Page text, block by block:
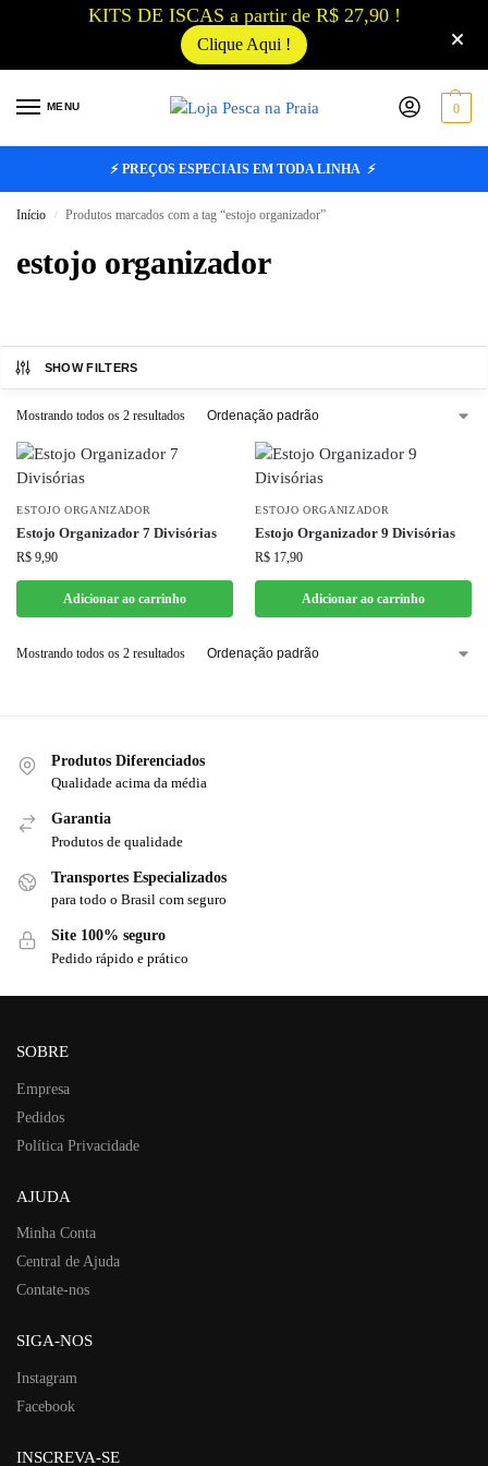
KITS DE ISCAS a partir de R$ 27,90 !
Clique Aqui !
MENU 0
⚡ PREÇOS ESPECIAIS EM TODA LINHA ⚡
Início / Produtos marcados com a tag “estojo organizador”
estojo organizador
SHOW FILTERS
Mostrando todos os 2 resultados
ESTOJO ORGANIZADOR
Estojo Organizador 7 Divisórias
R$ 9,90
Adicionar ao carrinho
ESTOJO ORGANIZADOR
Estojo Organizador 9 Divisórias
R$ 17,90
Adicionar ao carrinho
Mostrando todos os 2 resultados
Produtos Diferenciados
Qualidade acima da média
Garantia
Produtos de qualidade
Transportes Especializados
para todo o Brasil com seguro
Site 100% seguro
Pedido rápido e prático
SOBRE
Empresa
Pedidos
Política Privacidade
AJUDA
Minha Conta
Central de Ajuda
Contate-nos
SIGA-NOS
Instagram
Facebook
INSCREVA-SE